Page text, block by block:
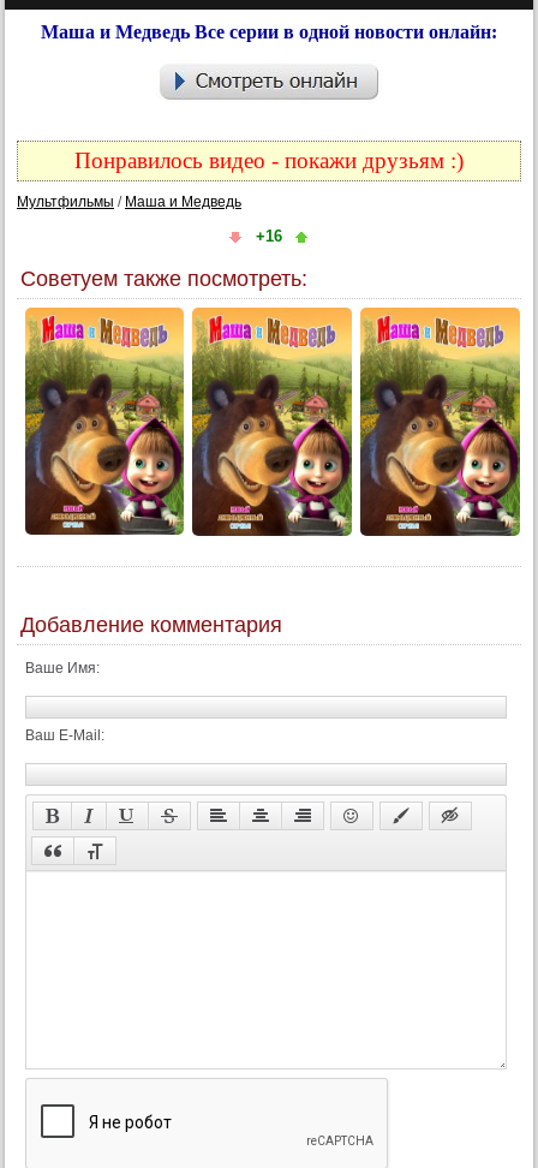
Маша и Медведь Все серии в одной новости онлайн:
Понравилось видео - покажи друзьям :)
Мультфильмы / Маша и Медведь
+16
Советуем также посмотреть:
Добавление комментария
Ваше Имя:
Ваш E-Mail: